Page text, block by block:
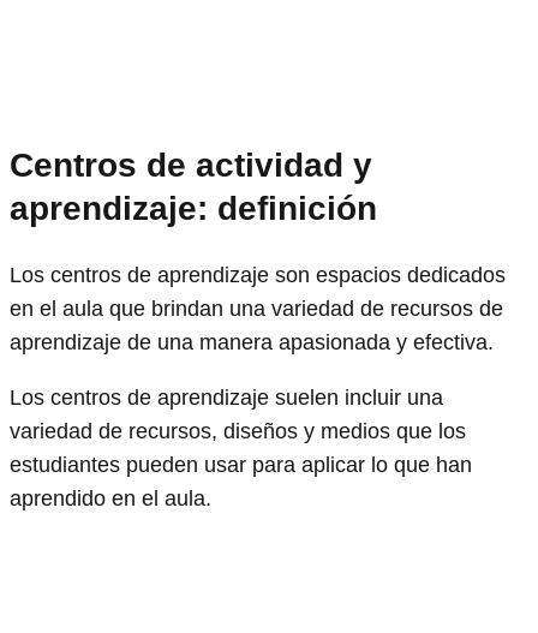
Centros de actividad y
aprendizaje: definición
Los centros de aprendizaje son espacios dedicados
en el aula que brindan una variedad de recursos de
aprendizaje de una manera apasionada y efectiva.
Los centros de aprendizaje suelen incluir una
variedad de recursos, diseños y medios que los
estudiantes pueden usar para aplicar lo que han
aprendido en el aula.